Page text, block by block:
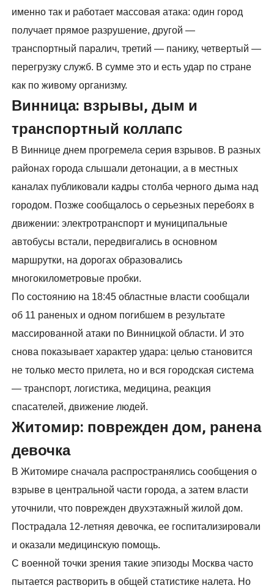
именно так и работает массовая атака: один город
получает прямое разрушение, другой —
транспортный паралич, третий — панику, четвертый —
перегрузку служб. В сумме это и есть удар по стране
как по живому организму.
Винница: взрывы, дым и
транспортный коллапс
В Виннице днем прогремела серия взрывов. В разных
районах города слышали детонации, а в местных
каналах публиковали кадры столба черного дыма над
городом. Позже сообщалось о серьезных перебоях в
движении: электротранспорт и муниципальные
автобусы встали, передвигались в основном
маршрутки, на дорогах образовались
многокилометровые пробки.
По состоянию на 18:45 областные власти сообщали
об 11 раненых и одном погибшем в результате
массированной атаки по Винницкой области. И это
снова показывает характер удара: целью становится
не только место прилета, но и вся городская система
— транспорт, логистика, медицина, реакция
спасателей, движение людей.
Житомир: поврежден дом, ранена
девочка
В Житомире сначала распространялись сообщения о
взрыве в центральной части города, а затем власти
уточнили, что поврежден двухэтажный жилой дом.
Пострадала 12-летняя девочка, ее госпитализировали
и оказали медицинскую помощь.
С военной точки зрения такие эпизоды Москва часто
пытается растворить в общей статистике налета. Но